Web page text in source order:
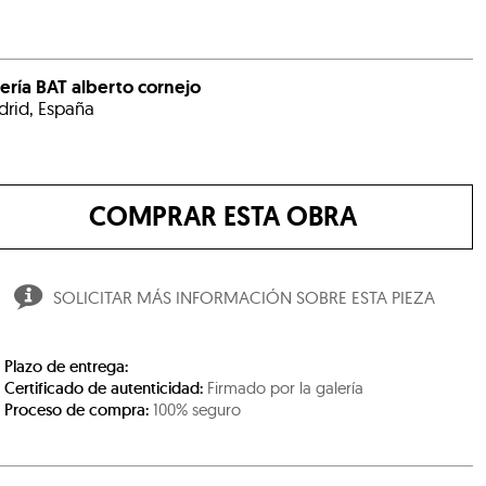
BAT alberto cornejo
España
COMPRAR ESTA OBRA
SOLICITAR MÁS INFORMACIÓN SOBRE ESTA PIEZA
Plazo de entrega:
Certificado de autenticidad: Firmado por la galería
Proceso de compra: 100% seguro